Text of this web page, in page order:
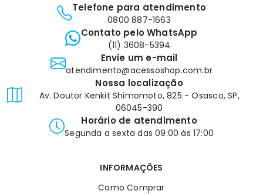
Telefone para atendimento
0800 887-1663
Contato pelo WhatsApp
(11) 3608-5394
Envie um e-mail
atendimento@acessoshop.com.br
Nossa localização
Av. Doutor Kenkit Shimomoto, 825 - Osasco, SP,
06045-390
Horário de atendimento
Segunda a sexta das 09:00 às 17:00
INFORMAÇÕES
Como Comprar